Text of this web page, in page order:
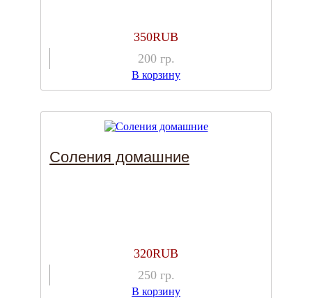
350RUB
200 гр.
В корзину
Соления домашние
320RUB
250 гр.
В корзину